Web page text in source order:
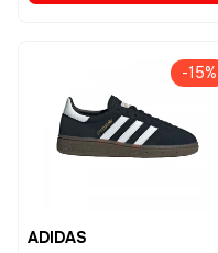
-15%
ADIDAS